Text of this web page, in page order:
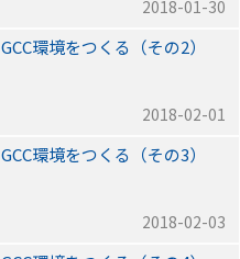
2018-01-30
環境をつくる（その2）
2018-02-01
環境をつくる（その3）
2018-02-03